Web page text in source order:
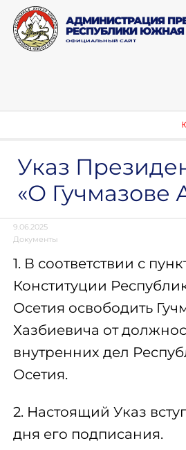
АДМИНИСТРАЦИЯ
РЕСПУБЛИКИ ЮЖНАЯ
ОФИЦИАЛЬНЫЙ САЙТ
Указ
«О Гучмазове
9.06.2025
Документы
1. В соответствии с
Конституции
Осетия освободить
Хазбиевича от
внутренних дел
Осетия.
2. Настоящий Указ
дня его подписания.